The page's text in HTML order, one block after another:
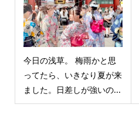
今日の浅草。 梅雨かと思
ってたら、いきなり夏が来
ました。日差しが強いの...